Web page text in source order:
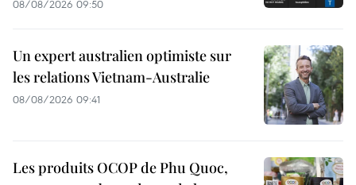
08/08/2026 09:50
Un expert australien optimiste sur
les relations Vietnam-Australie
08/08/2026 09:41
Les produits OCOP de Phu Quoc,